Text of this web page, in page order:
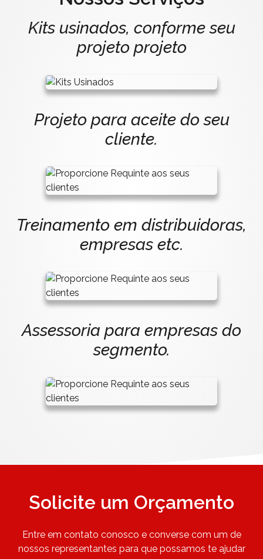
Kits usinados, conforme seu
projeto projeto
Projeto para aceite do seu
cliente.
Treinamento em distribuidoras,
empresas etc.
Assessoria para empresas do
segmento.
Solicite um Orçamento
Entre em contato conosco e converse com um de
nossos representantes para que possamos te ajudar